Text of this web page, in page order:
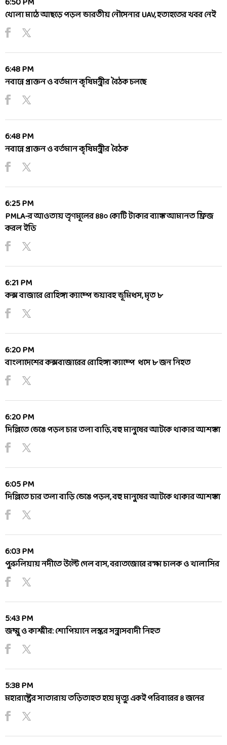
খোলা মাঠে আছড়ে পড়ল ভারতীয় নৌসেনার UAV, হতাহতের খবর নেই
6:48 PM
নবান্নে প্রাক্তন ও বর্তমান কৃষিমন্ত্রীর বৈঠক চলছে
6:48 PM
নবান্নে প্রাক্তন ও বর্তমান কৃষিমন্ত্রীর বৈঠক
6:25 PM
PMLA-র আওতায় তৃণমূলের ৪৪০ কোটি টাকার ব্যাঙ্ক আমানত ফ্রিজ
করল ইডি
6:21 PM
কক্স বাজারে রোহিঙ্গা ক্যাম্পে ভয়াবহ ভূমিধস, মৃত ৮
6:20 PM
বাংলাদেশের কক্সবাজারের রোহিঙ্গা ক্যাম্পে ধসে ৮ জন নিহত
6:20 PM
দিল্লিতে ভেঙে পড়ল চার তলা বাড়ি, বহু মানুষের আটকে থাকার আশঙ্কা
6:05 PM
দিল্লিতে চার তলা বাড়ি ভেঙে পড়ল, বহু মানুষের আটকে থাকার আশঙ্কা
6:03 PM
পুরুলিয়ায় নদীতে উল্টে গেল বাস, বরাতজোরে রক্ষা চালক ও খালাসির
5:43 PM
জম্মু ও কাশ্মীর: শোপিয়ানে লস্কর সন্ত্রাসবাদী নিহত
5:38 PM
মহারাষ্ট্রের সাতারায় তড়িতাহত হয়ে মৃত্যু একই পরিবারের ৪ জনের